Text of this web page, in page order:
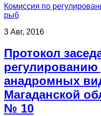
Комиссия по
рыб
3 Авг, 2016
Протокол
анадромных
Магаданской
№ 10